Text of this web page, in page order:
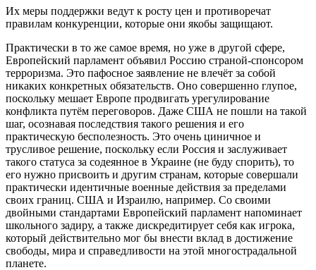
Их меры поддержки ведут к росту цен и противоречат
правилам конкуренции, которые они якобы защищают.
Практически в то же самое время, но уже в другой сфере,
Европейский парламент объявил Россию страной-спонсором
терроризма. Это пафосное заявление не влечёт за собой
никаких конкретных обязательств. Оно совершенно глупое,
поскольку мешает Европе продвигать урегулирование
конфликта путём переговоров. Даже США не пошли на такой
шаг, осознавая последствия такого решения и его
практическую бесполезность. Это очень циничное и
трусливое решение, поскольку если Россия и заслуживает
такого статуса за содеянное в Украине (не буду спорить), то
его нужно присвоить и другим странам, которые совершали
практически идентичные военные действия за пределами
своих границ. США и Израилю, например. Со своими
двойными стандартами Европейский парламент напоминает
школьного задиру, а также дискредитирует себя как игрока,
который действительно мог бы внести вклад в достижение
свободы, мира и справедливости на этой многострадальной
планете.